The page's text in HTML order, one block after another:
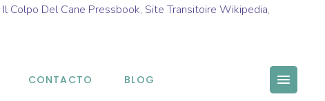
Il Colpo Del Cane Pressbook, Site Transitoire Wikipedia,
CONTACTO BLOG